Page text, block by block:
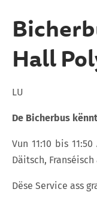
Hall
LU
De Bicherbus kënnt
Vun 11:10 bis
Däitsch,
Dëse Service ass